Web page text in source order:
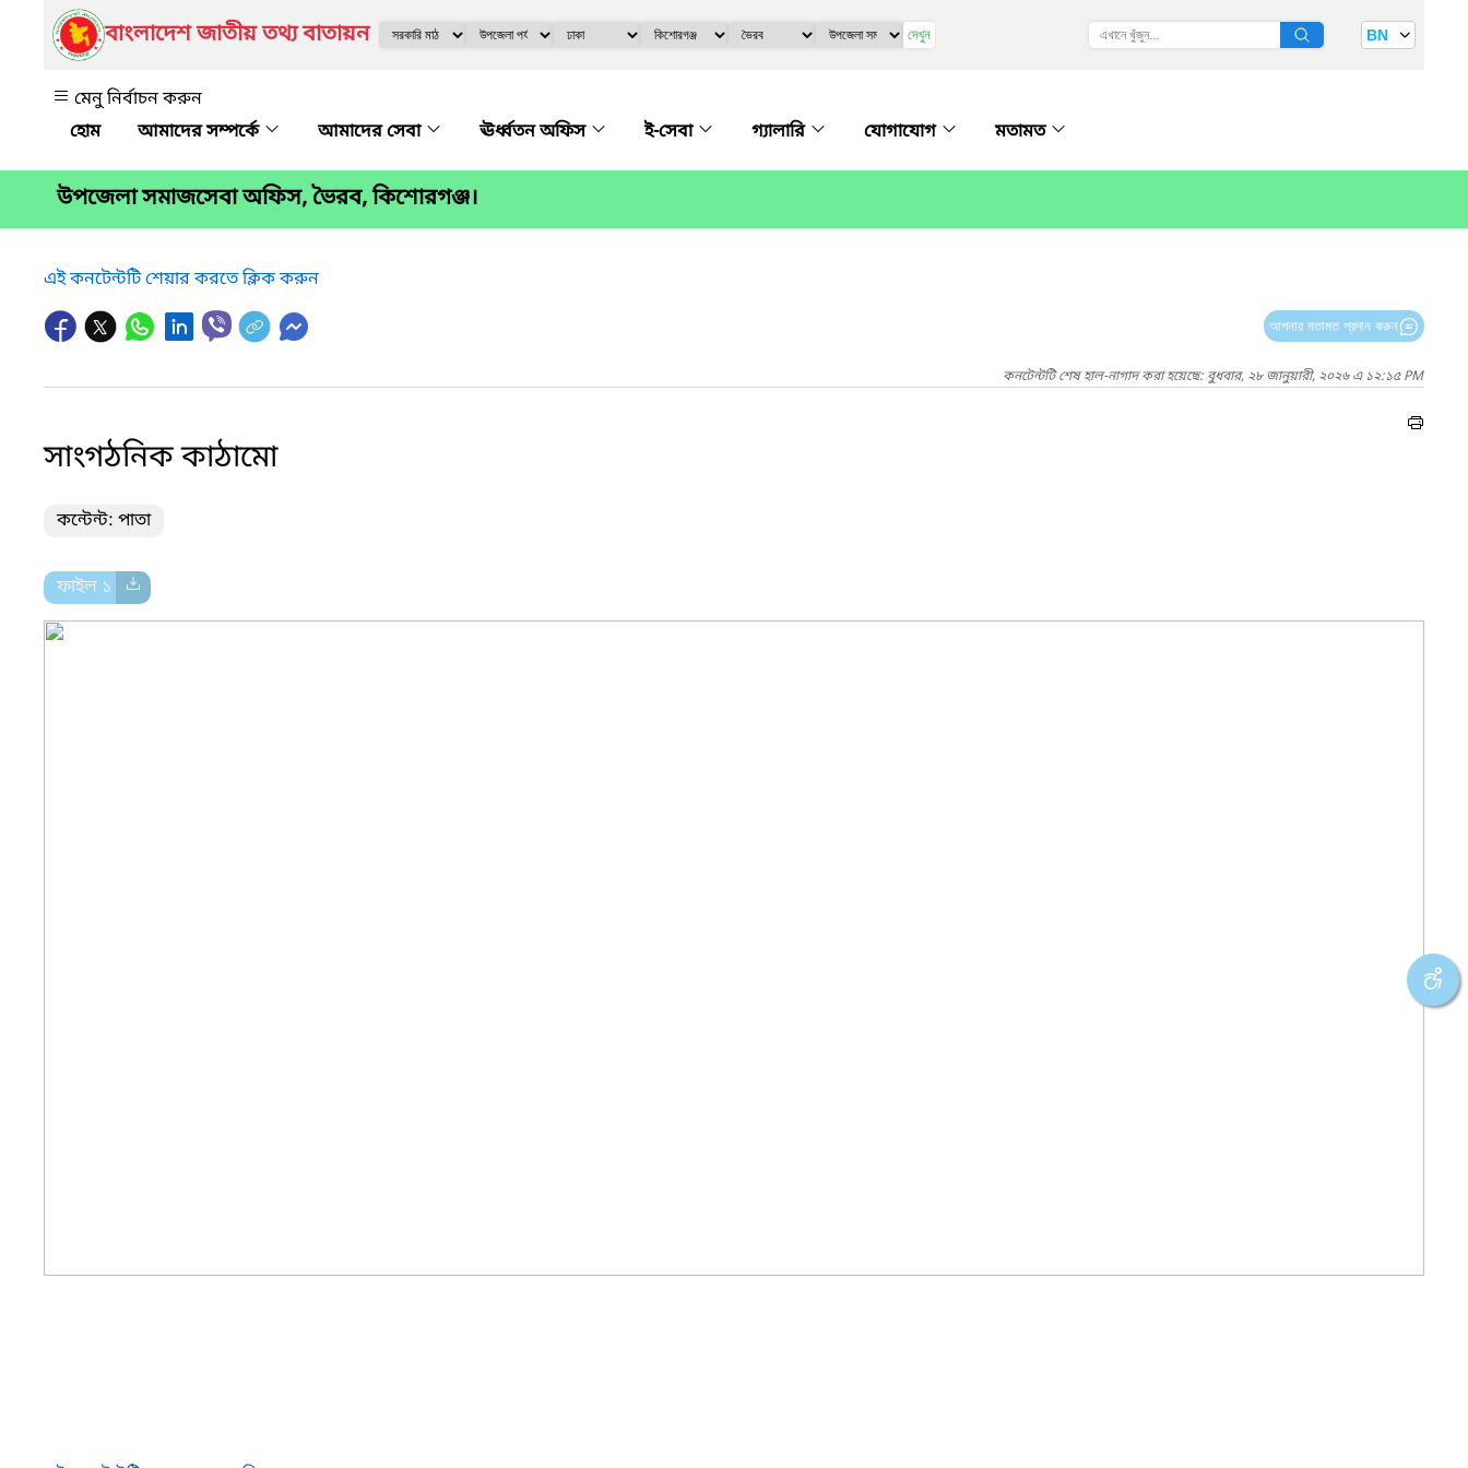
বাংলাদেশ জাতীয় তথ্য বাতায়ন দেখুন BN
মেনু নির্বাচন করুন
আমাদের সম্পর্কে
আমাদের সেবা ঊর্ধ্বতন অফিস ই-সেবা গ্যালারি যোগাযোগ মতামত
উপজেলা সমাজসেবা অফিস, ভৈরব, কিশোরগঞ্জ।
এই কনটেন্টটি শেয়ার করতে ক্লিক করুন
আপনার মতামত প্রদান করুন
কনটেন্টটি শেষ হাল-নাগাদ করা হয়েছে: বুধবার, ২৮ জানুয়ারী, ২০২৬ এ ১২:১৫ PM
সাংগঠনিক কাঠামো
কন্টেন্ট: পাতা
ফাইল ১